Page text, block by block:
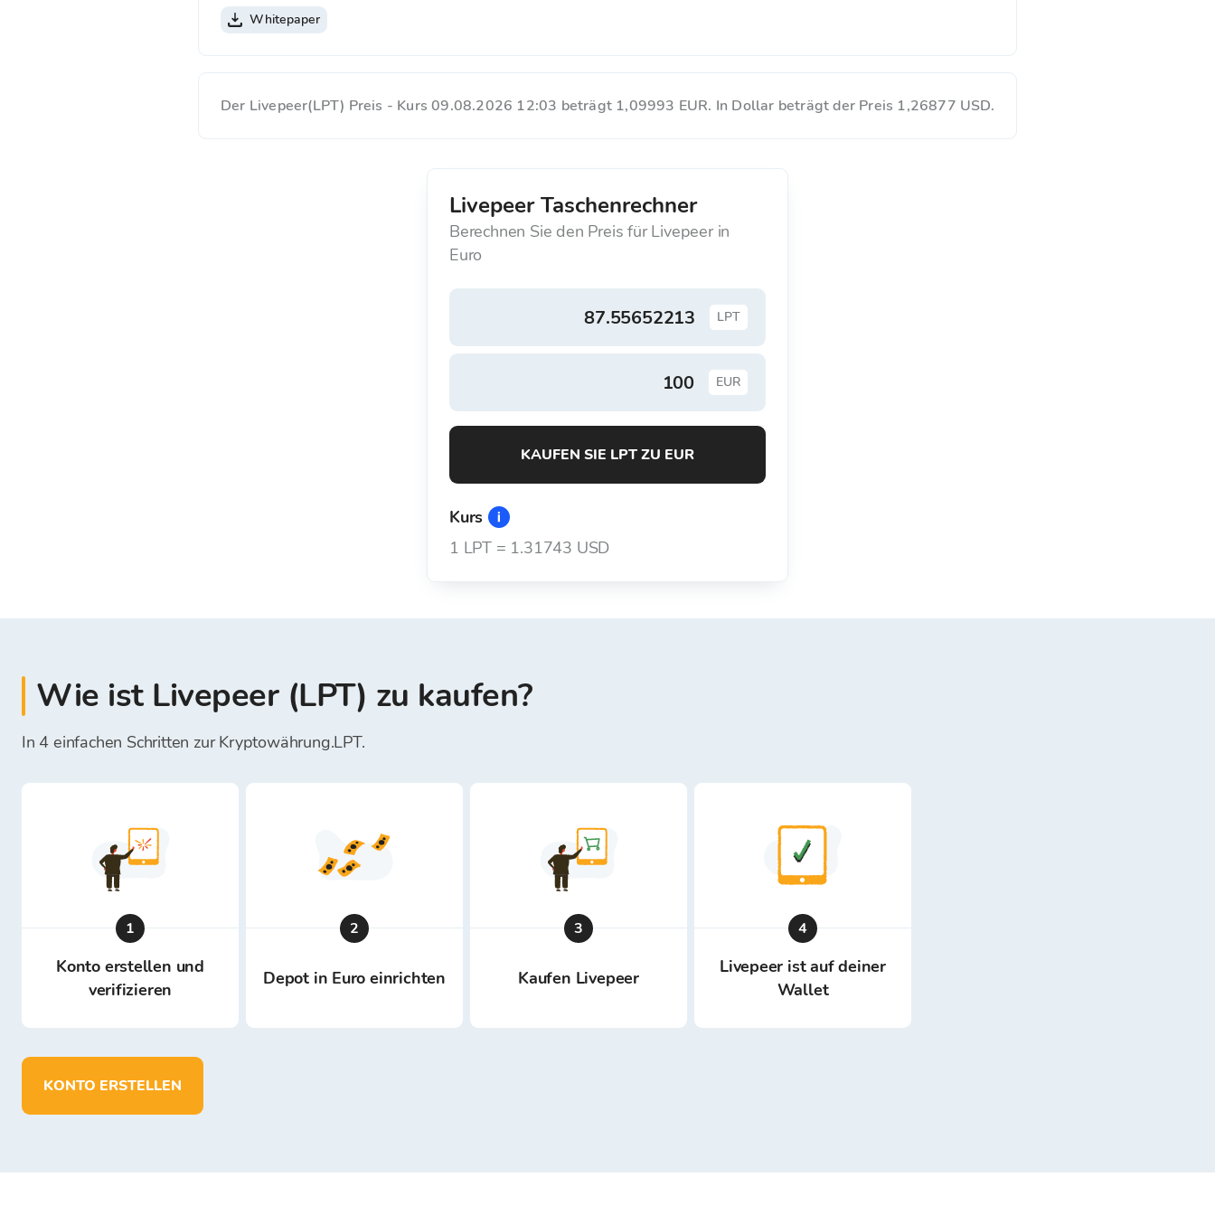
Whitepaper
Der Livepeer(LPT) Preis - Kurs 09.08.2026 12:03 beträgt 1,09993 EUR. In Dollar beträgt der Preis 1,26877 USD.
Livepeer Taschenrechner
Berechnen Sie den Preis für Livepeer in
Euro
LPT
EUR
KAUFEN SIE LPT ZU EUR
Kurs
1 LPT = 1.31743 USD
Wie ist Livepeer (LPT) zu kaufen?
In 4 einfachen Schritten zur Kryptowährung.LPT.
1
Konto erstellen und
verifizieren
2
Depot in Euro einrichten
3
Kaufen Livepeer
4
Livepeer ist auf deiner
Wallet
KONTO ERSTELLEN